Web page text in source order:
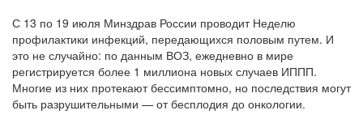
С 13 по 19 июля Минздрав России проводит Неделю
профилактики инфекций, передающихся половым путем. И
это не случайно: по данным ВОЗ, ежедневно в мире
регистрируется более 1 миллиона новых случаев ИППП.
Многие из них протекают бессимптомно, но последствия могут
быть разрушительными — от бесплодия до онкологии.